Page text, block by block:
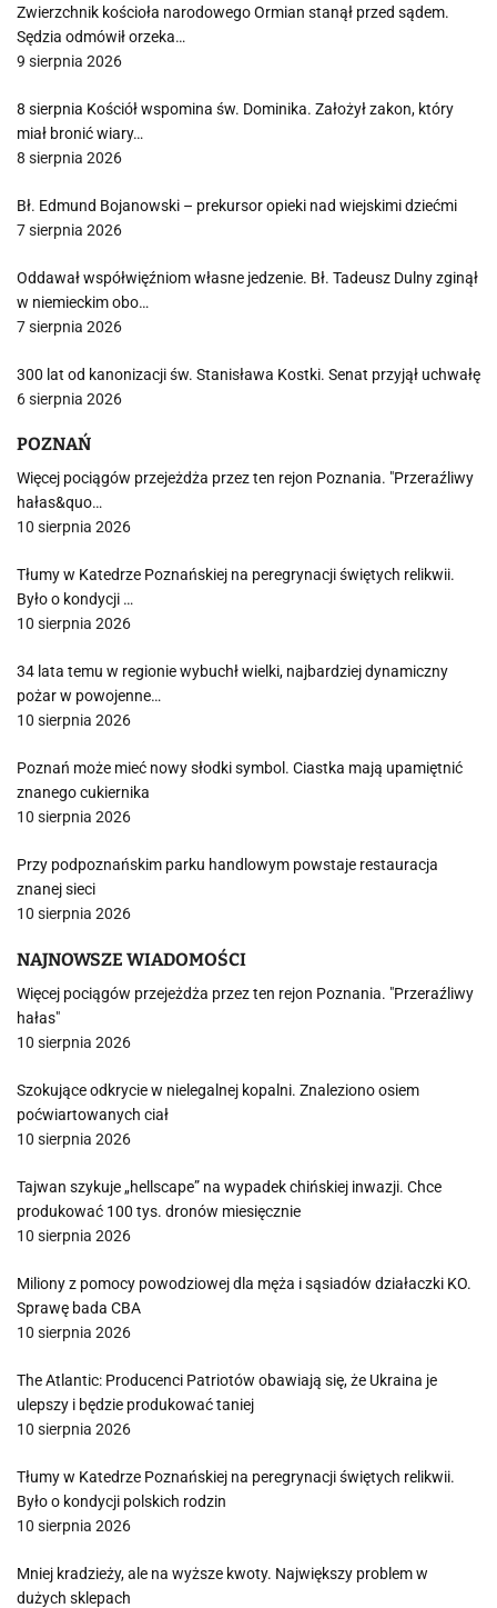
Zwierzchnik kościoła narodowego Ormian stanął przed sądem.
Sędzia odmówił orzeka…
9 sierpnia 2026
8 sierpnia Kościół wspomina św. Dominika. Założył zakon, który
miał bronić wiary…
8 sierpnia 2026
Bł. Edmund Bojanowski – prekursor opieki nad wiejskimi dziećmi
7 sierpnia 2026
Oddawał współwięźniom własne jedzenie. Bł. Tadeusz Dulny zginął
w niemieckim obo…
7 sierpnia 2026
300 lat od kanonizacji św. Stanisława Kostki. Senat przyjął uchwałę
6 sierpnia 2026
POZNAŃ
Więcej pociągów przejeżdża przez ten rejon Poznania. "Przeraźliwy
hałas&quo…
10 sierpnia 2026
Tłumy w Katedrze Poznańskiej na peregrynacji świętych relikwii.
Było o kondycji …
10 sierpnia 2026
34 lata temu w regionie wybuchł wielki, najbardziej dynamiczny
pożar w powojenne…
10 sierpnia 2026
Poznań może mieć nowy słodki symbol. Ciastka mają upamiętnić
znanego cukiernika
10 sierpnia 2026
Przy podpoznańskim parku handlowym powstaje restauracja
znanej sieci
10 sierpnia 2026
NAJNOWSZE WIADOMOŚCI
Więcej pociągów przejeżdża przez ten rejon Poznania. "Przeraźliwy
hałas"
10 sierpnia 2026
Szokujące odkrycie w nielegalnej kopalni. Znaleziono osiem
poćwiartowanych ciał
10 sierpnia 2026
Tajwan szykuje „hellscape” na wypadek chińskiej inwazji. Chce
produkować 100 tys. dronów miesięcznie
10 sierpnia 2026
Miliony z pomocy powodziowej dla męża i sąsiadów działaczki KO.
Sprawę bada CBA
10 sierpnia 2026
The Atlantic: Producenci Patriotów obawiają się, że Ukraina je
ulepszy i będzie produkować taniej
10 sierpnia 2026
Tłumy w Katedrze Poznańskiej na peregrynacji świętych relikwii.
Było o kondycji polskich rodzin
10 sierpnia 2026
Mniej kradzieży, ale na wyższe kwoty. Największy problem w
dużych sklepach